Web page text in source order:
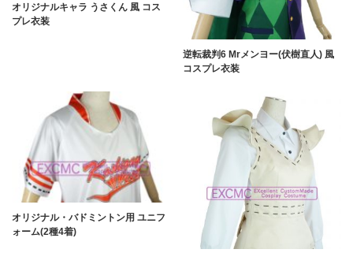
オリジナルキャラ うさくん 風 コス
プレ衣装
逆転裁判6 Mrメンヨー(伏樹直人) 風
コスプレ衣装
オリジナル・バドミントン用 ユニフ
ォーム(2種4着)